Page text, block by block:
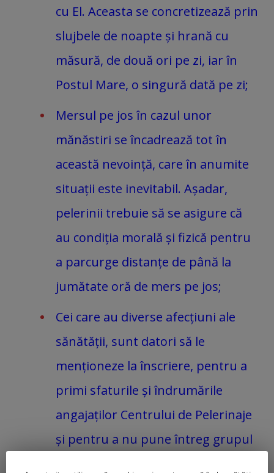
cu El. Aceasta se concretizează prin
slujbele de noapte și hrană cu
măsură, de două ori pe zi, iar în
Postul Mare, o singură dată pe zi;
Mersul pe jos în cazul unor
mănăstiri se încadrează tot în
această nevoință, care în anumite
situații este inevitabil. Așadar,
pelerinii trebuie să se asigure că
au condiția morală și fizică pentru
a parcurge distanțe de până la
jumătate oră de mers pe jos;
Cei care au diverse afecțiuni ale
sănătății, sunt datori să le
menționeze la înscriere, pentru a
primi sfaturile și îndrumările
angajaților Centrului de Pelerinaje
și pentru a nu pune întreg grupul